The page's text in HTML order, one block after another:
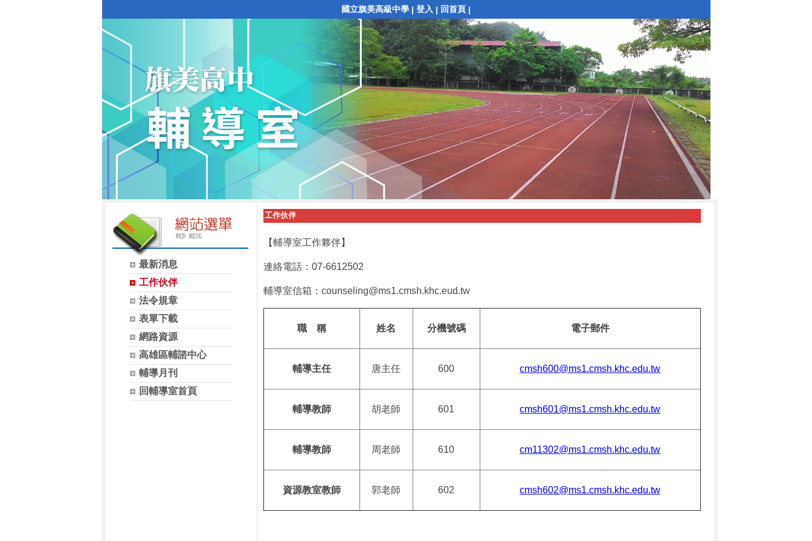
國立旗美高級中學 | 登入 | 回首頁 |
最新消息
工作伙伴
法令規章
表單下載
網路資源
高雄區輔諮中心
輔導月刊
回輔導室首頁
工作伙伴
【輔導室工作夥伴】
連絡電話：07-6612502
輔導室信箱：counseling@ms1.cmsh.khc.eud.tw
職 稱 姓名 分機號碼 電子郵件
輔導主任 唐主任 600 cmsh600@ms1.cmsh.khc.edu.tw
輔導教師 胡老師 601 cmsh601@ms1.cmsh.khc.edu.tw
輔導教師 周老師 610 cm11302@ms1.cmsh.khc.edu.tw
資源教室教師 郭老師 602 cmsh602@ms1.cmsh.khc.edu.tw